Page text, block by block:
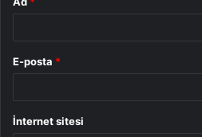
E-posta *
İnternet sitesi